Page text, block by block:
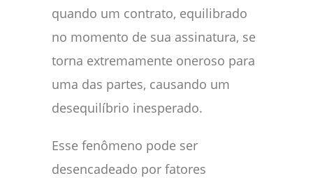
quando um contrato, equilibrado
no momento de sua assinatura, se
torna extremamente oneroso para
uma das partes, causando um
desequilíbrio inesperado.
Esse fenômeno pode ser
desencadeado por fatores